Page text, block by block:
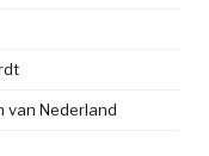
van Nederland